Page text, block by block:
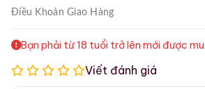
Điều KhoảnGiao Hàng
Bạn phải từ 18 tuổi trở lên mới được
Viết đánh giá